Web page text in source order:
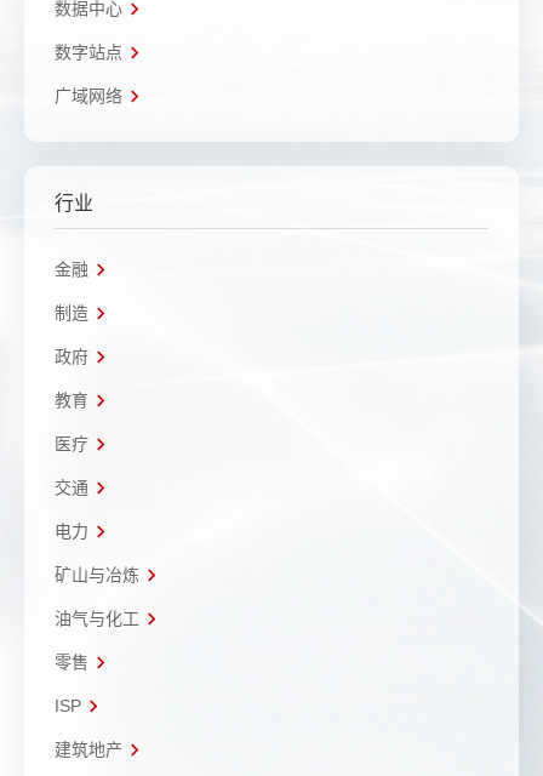
数据中心
数字站点
广域网络
行业
金融
制造
政府
教育
医疗
交通
电力
矿山与冶炼
油气与化工
零售
ISP
建筑地产